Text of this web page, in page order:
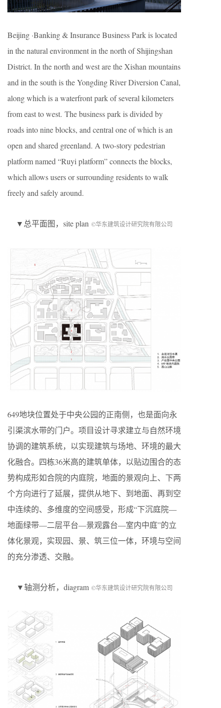
Beijing ·Banking & Insurance Business Park is located
in the natural environment in the north of Shijingshan
District. In the north and west are the Xishan mountains
and in the south is the Yongding River Diversion Canal,
along which is a waterfront park of several kilometers
from east to west. The business park is divided by
roads into nine blocks, and central one of which is an
open and shared greenland. A two-story pedestrian
platform named “Ruyi platform” connects the blocks,
which allows users or surrounding residents to walk
freely and safely around.
▼总平面图，site plan ©华东建筑设计研究院有限公司
649地块位置处于中央公园的正南侧，也是面向永
引渠滨水带的门户。项目设计寻求建立与自然环境
协调的建筑系统，以实现建筑与场地、环境的最大
化融合。四栋36米高的建筑单体，以贴边围合的态
势构成形如合院的内庭院，地面的景观向上、下两
个方向进行了延展，提供从地下、到地面、再到空
中连续的、多维度的空间感受，形成“下沉庭院—
地面绿带—二层平台—景观露台—室内中庭”的立
体化景观，实现园、景、筑三位一体，环境与空间
的充分渗透、交融。
▼轴测分析，diagram ©华东建筑设计研究院有限公司